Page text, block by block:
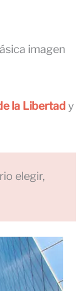
imagen
la Libertad y
elegir,